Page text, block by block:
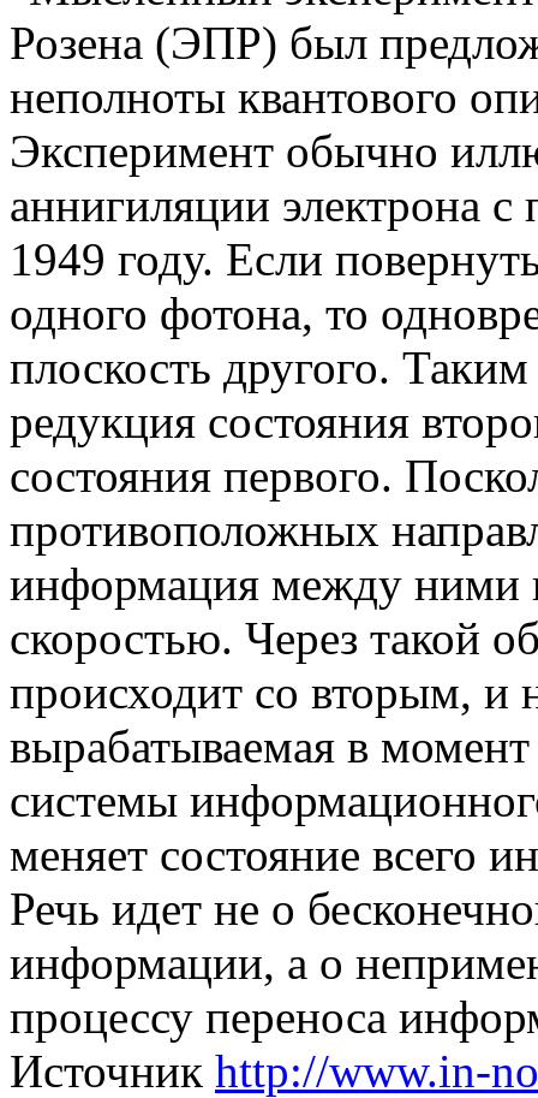
Розена (ЭПР) был
неполноты квантового
Эксперимент обычно
аннигиляции электрона
1949 году. Если
одного фотона, то
плоскость другого.
редукция состояния
состояния первого.
противоположных
информация между ними
скоростью. Через такой
происходит со вторым, и
вырабатываемая в
системы
меняет состояние всего
Речь идет не о
информации, а о
процессу переноса
Источник http://www.in-